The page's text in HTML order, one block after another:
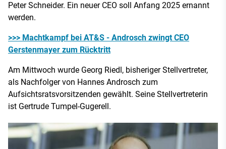
Peter Schneider. Ein neuer CEO soll Anfang 2025 ernannt
werden.
>>> Machtkampf bei AT&S - Androsch zwingt CEO
Gerstenmayer zum Rücktritt
Am Mittwoch wurde Georg Riedl, bisheriger Stellvertreter,
als Nachfolger von Hannes Androsch zum
Aufsichtsratsvorsitzenden gewählt. Seine Stellvertreterin
ist Gertrude Tumpel-Gugerell.